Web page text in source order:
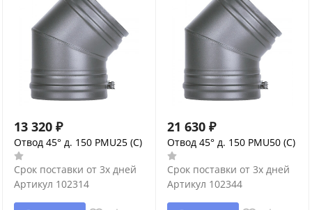
13 320 ₽
Отвод 45° д. 150 PMU25 (С)
Срок поставки от 3х дней
Артикул 102314
21 630 ₽
Отвод 45° д. 150 PMU50 (С)
Срок поставки от 3х дней
Артикул 102344